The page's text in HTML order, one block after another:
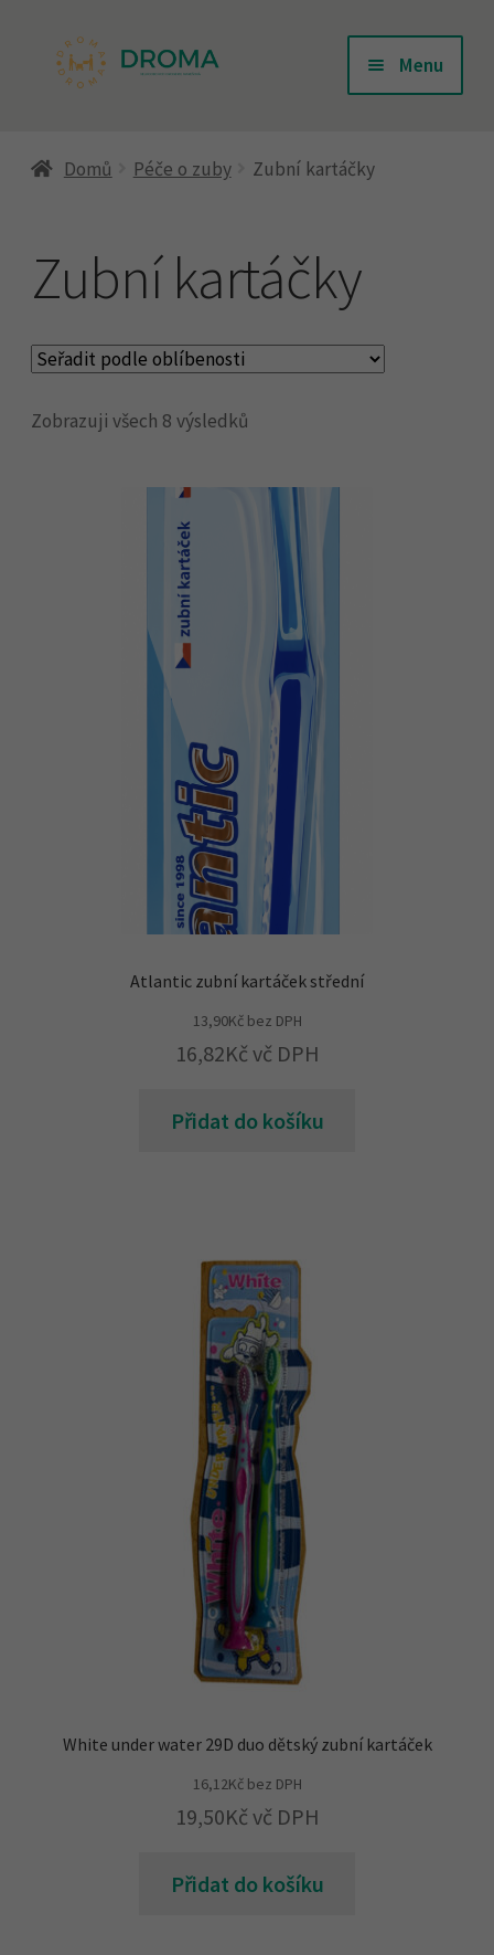
Přeskočit
Přejít
webu
Menu
Kontakty
Košík
Můj účet
Náhradní plnění
Obchodní podmínky
Domů Péče o zuby Zubní kartáčky
Zubní kartáčky
Zobrazuji všech 8 výsledků
Atlantic zubní kartáček střední
13,90Kčbez DPH
16,82Kč vč DPH
Přidat do košíku
White under water 29D duo dětský zubní kartáček
16,12Kčbez DPH
19,50Kč vč DPH
Přidat do košíku